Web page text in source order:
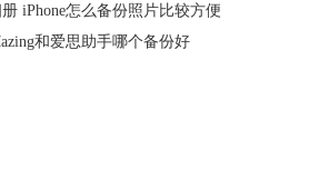
择备份储存的文件夹
iPhone怎么备份照片比较方便
和爱思助手哪个备份好